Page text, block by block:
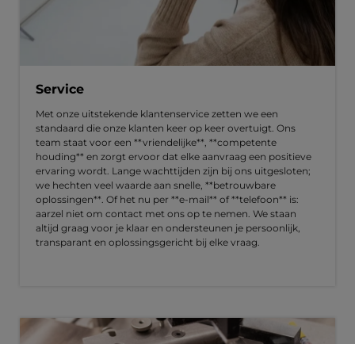
Service
Met onze uitstekende klantenservice zetten we een
standaard die onze klanten keer op keer overtuigt. Ons
team staat voor een **vriendelijke**, **competente
houding** en zorgt ervoor dat elke aanvraag een positieve
ervaring wordt. Lange wachttijden zijn bij ons uitgesloten;
we hechten veel waarde aan snelle, **betrouwbare
oplossingen**. Of het nu per **e-mail** of **telefoon** is:
aarzel niet om contact met ons op te nemen. We staan
altijd graag voor je klaar en ondersteunen je persoonlijk,
transparant en oplossingsgericht bij elke vraag.